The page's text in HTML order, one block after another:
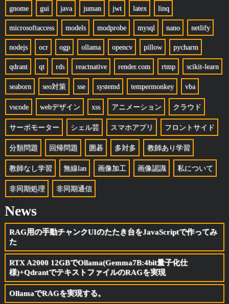
gnome gui java juman jwt latex linq
microsoftaccess models modprobe mysql nano netlify
nodejs ocr ogp ollama opencv pillow pycharm
qdrant qt rds reactnative render.com rtmp scikit-learn
seaborn seo対策 sse systemd tempermonkey vba
vscode webデザイン xss アニメーション クラウド
サーボモーター シェル芸 スマホアプリ フロントサイド
分類問題 回帰問題 囲碁 多対多 教師あり学習
教師なし学習 無線lan 画像加工 画像認識 私について
非同期処理 非同期通信
News
RAG用の手動チャンクUIのたたき台をJavaScriptで作ってみ
た
RTX A2000 12GBでOllama(Gemma7B:4bit量子化仕
様)+QdrantでテキストファイルのRAGを実現
OllamaでRAGを実現する。